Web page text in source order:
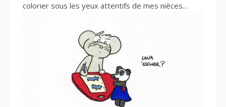
colorier sous les yeux attentifs de mes nièces…